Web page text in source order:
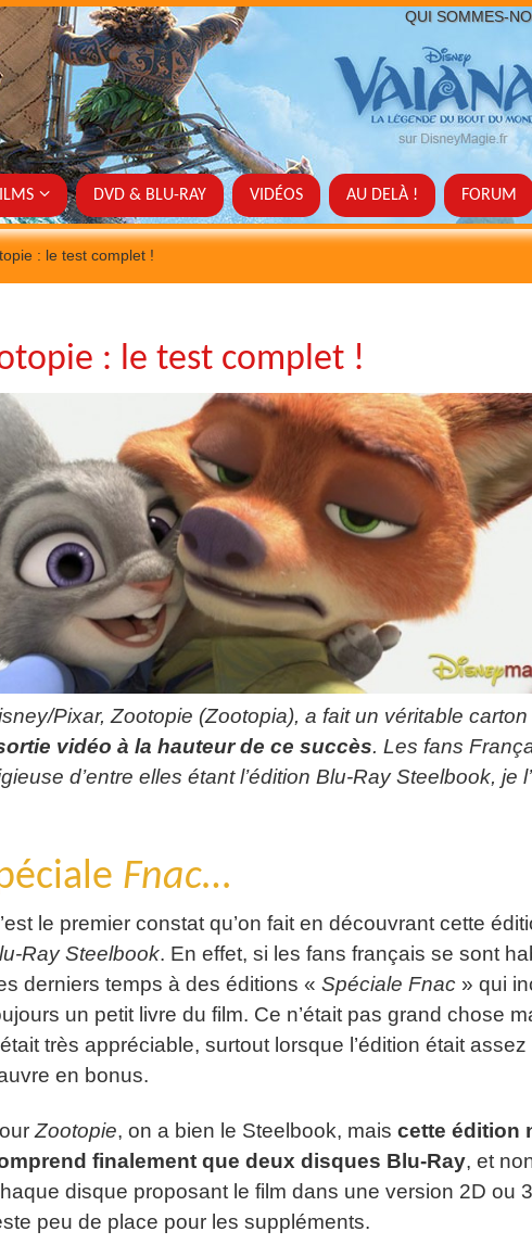
QUI SOMMES-
DVD & BLU-RAY VIDÉOS AU DELÀ ! FORUM
: le test complet !
: le test complet !
Pixar, Zootopie (Zootopia), a fait un véritable
vidéo à la hauteur de ce succès. Les fans
d’entre elles étant l’édition Blu-Ray Steelbook, je
Fnac…
le premier constat qu’on fait en découvrant cette
Ray Steelbook. En effet, si les fans français se sont
derniers temps à des éditions « Spéciale Fnac » qui
un petit livre du film. Ce n’était pas grand chose
très appréciable, surtout lorsque l’édition était assez
en bonus.
Zootopie, on a bien le Steelbook, mais cette édition
finalement que deux disques Blu-Ray, et
disque proposant le film dans une version 2D ou
peu de place pour les suppléments.